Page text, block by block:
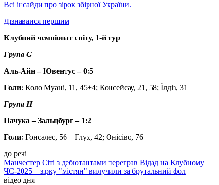
Всі інсайди про зірок збірної України.
Дізнавайся першим
Клубний чемпіонат світу, 1-й тур
Група G
Аль-Айн – Ювентус – 0:5
Голи: Коло Муані, 11, 45+4; Консейсау, 21, 58; Їлдіз, 31
Група H
Пачука – Зальцбург – 1:2
Голи: Гонсалес, 56 – Глух, 42; Онісіво, 76
до речі
Манчестер Сіті з дебютантами переграв Відад на Клубному
ЧС-2025 – зірку "містян" вилучили за брутальний фол
відео дня